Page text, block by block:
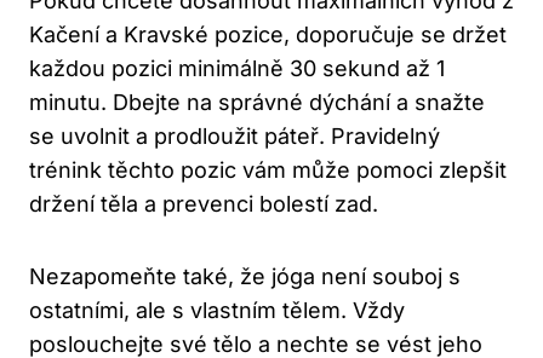
⁣Kačení⁤ a Kravské‌ pozice, doporučuje se držet
každou pozici minimálně 30 sekund⁣ až 1
minutu. Dbejte na správné dýchání a ⁤snažte
se uvolnit ⁤a ⁢prodloužit páteř. Pravidelný
trénink těchto pozic vám může‍ pomoci zlepšit
držení těla a prevenci⁣ bolestí zad.
Nezapomeňte také, že jóga ‌není souboj s‍
ostatními, ale s vlastním tělem. Vždy
poslouchejte​ své tělo a ‍nechte se vést‍ jeho